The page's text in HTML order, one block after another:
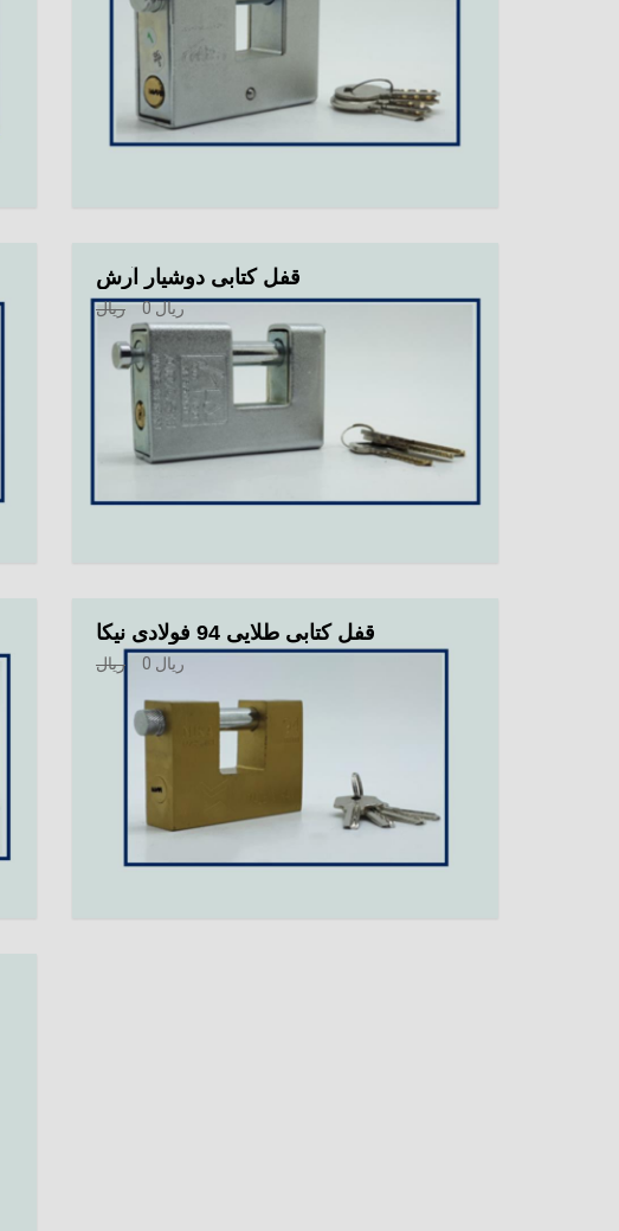
قفل کتابی دوشیار آرش
ریال 0ریال
قفل کتابی طلایی 94 فولادی نیکا
ریال 0 ریال